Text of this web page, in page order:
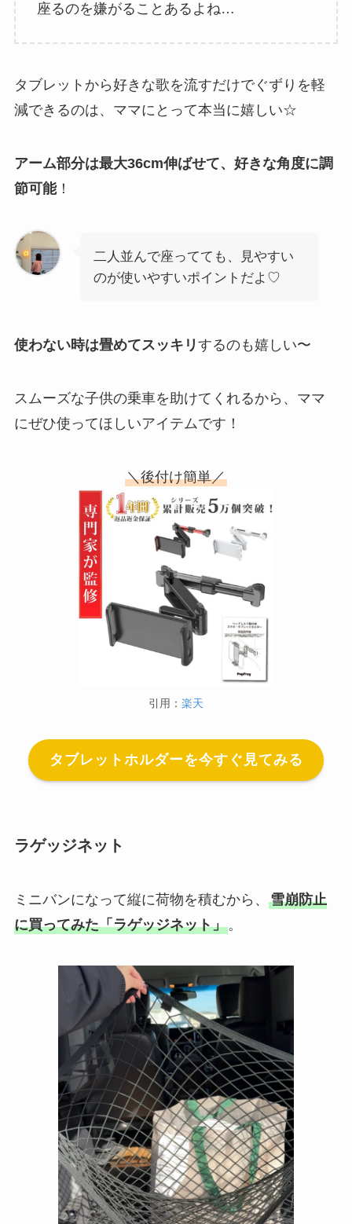
座るのを嫌がることあるよね…
タブレットから好きな歌を流すだけでぐずりを軽
減できるのは、ママにとって本当に嬉しい☆
アーム部分は最大36cm伸ばせて、好きな角度に調
節可能！
二人並んで座ってても、見やすい
のが使いやすいポイントだよ♡
使わない時は畳めてスッキリ するのも嬉しい〜
スムーズな子供の乗車を助けてくれるから、ママ
にぜひ使ってほしいアイテムです！
＼後付け簡単／
引用： 楽天
タブレットホルダーを今すぐ見てみる
ラゲッジネット
ミニバンになって縦に荷物を積むから、 雪崩防止
に買ってみた「ラゲッジネット」。